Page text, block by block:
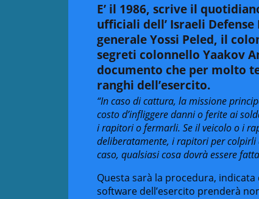
E’ il 1986, scrive il
ufficiali dell’ Israeli
generale Yossi Peled, il
segreti colonnello Yaakov
documento che per molto
ranghi dell’esercito.
“In caso di cattura, la missione
costo d’infliggere danni o ferite ai
i rapitori o fermarli. Se il veicolo o i
deliberatamente, i rapitori per colpirli
caso, qualsiasi cosa dovrà essere
Questa sarà la procedura,
software dell’esercito prenderà